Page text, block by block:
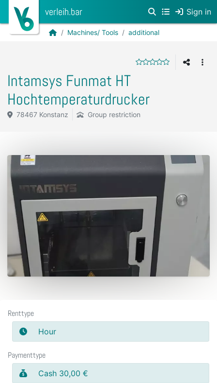
verleih.bar Sign in
Machines/ Tools additional
Intamsys Funmat HT
Hochtemperaturdrucker
78467 Konstanz Group restriction
Renttype
Hour
Paymenttype
Cash 30,00 €